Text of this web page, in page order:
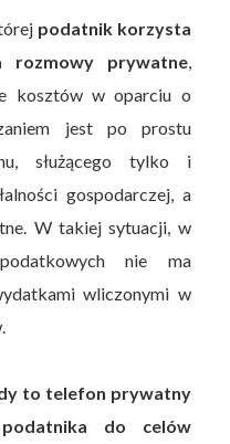
podatnik korzysta
rozmowy prywatne,
kosztów w oparciu o
jest po prostu
służącego tylko i
gospodarczej, a
W takiej sytuacji, w
nie ma
wliczonymi w
to telefon prywatny
do celów